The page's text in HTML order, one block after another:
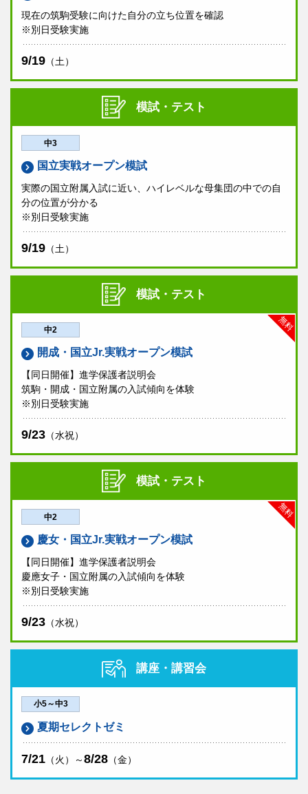
現在の筑駒受験に向けた自分の立ち位置を確認
※別日受験実施
9/19 （土）
模試・テスト
中3
国立実戦オープン模試
実際の国立附属入試に近い、ハイレベルな母集団の中での自
分の位置が分かる
※別日受験実施
9/19 （土）
模試・テスト
無料
中2
開成・国立Jr.実戦オープン模試
【同日開催】進学保護者説明会
筑駒・開成・国立附属の入試傾向を体験
※別日受験実施
9/23 （水祝）
模試・テスト
無料
中2
慶女・国立Jr.実戦オープン模試
【同日開催】進学保護者説明会
慶應女子・国立附属の入試傾向を体験
※別日受験実施
9/23 （水祝）
講座・講習会
小5～中3
夏期セレクトゼミ
7/21 （火）～8/28 （金）